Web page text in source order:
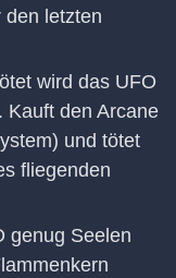
den letzten
wird das UFO
Kauft den Arcane
und tötet
fliegenden
genug Seelen